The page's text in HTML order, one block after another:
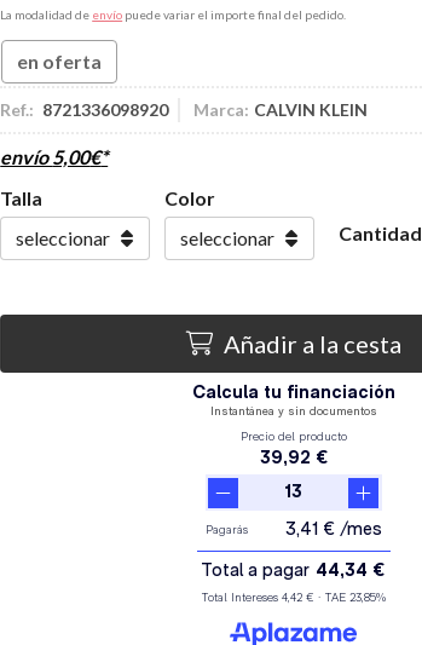
La modalidad de envío puede variar el importe final del pedido.
en oferta
Ref.: 8721336098920 Marca: CALVIN KLEIN
envío5,00€*
Talla
Color
Cantidad
Añadir a la cesta